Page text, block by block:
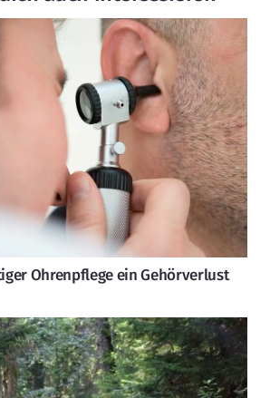
Ohrenpflege ein Gehörverlust